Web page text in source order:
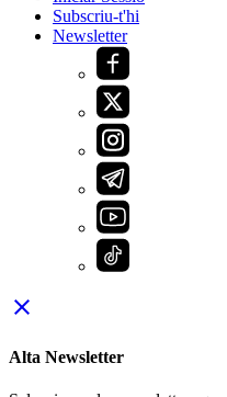
Subscriu-t'hi
Newsletter
close
Alta Newsletter